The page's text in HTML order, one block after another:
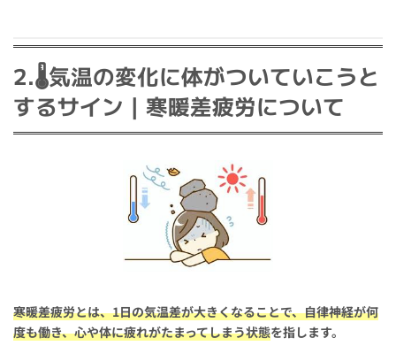
2.🌡️気温の変化に体がついていこうと
するサイン｜寒暖差疲労について
寒暖差疲労とは、1日の気温差が大きくなることで、自律神経が何
度も働き、心や体に疲れがたまってしまう状態を指します。